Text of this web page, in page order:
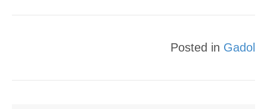
Posted in Gadol